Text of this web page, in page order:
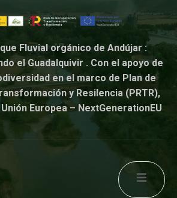
Fluvial orgánico de Andújar :
el Guadalquivir . Con el apoyo de
en el marco de Plan de
y Resilencia (PRTR),
Europea – NextGenerationEU